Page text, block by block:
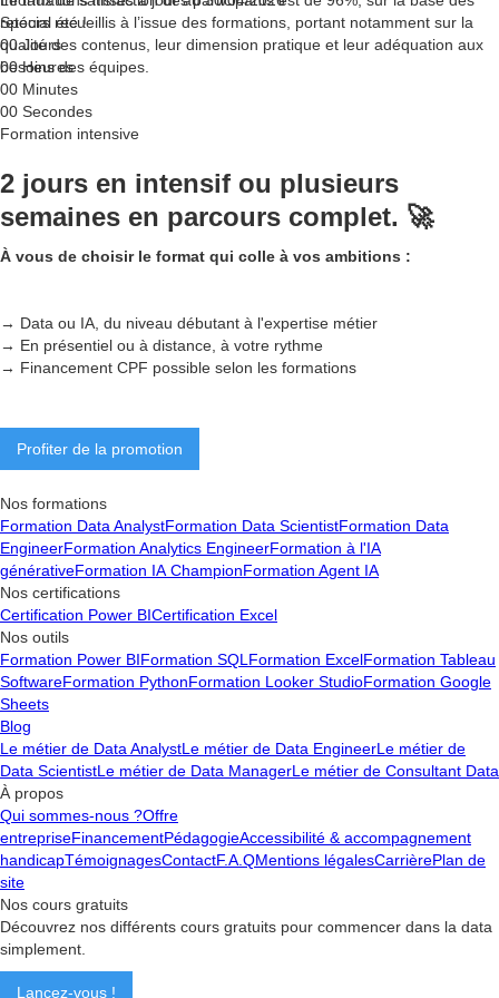
retours recueillis à l’issue des formations, portant notamment sur la
qualité des contenus, leur dimension pratique et leur adéquation aux
besoins des équipes.
Spécial été !
00 Jours
00 Heures
00 Minutes
00 Secondes
Formation intensive
2 jours en intensif ou plusieurs
semaines en parcours complet. 🚀
À vous de choisir le format qui colle à vos ambitions :
→ Data ou IA, du niveau débutant à l'expertise métier
→ En présentiel ou à distance, à votre rythme
→ Financement CPF possible selon les formations
Profiter de la promotion
Nos formations
Formation Data AnalystFormation Data ScientistFormation Data
EngineerFormation Analytics EngineerFormation à l'IA
générativeFormation IA ChampionFormation Agent IA
Nos certifications
Certification Power BICertification Excel
Nos outils
Formation Power BIFormation SQL Formation ExcelFormation Tableau
SoftwareFormation PythonFormation Looker StudioFormation Google
Sheets
Blog
Le métier de Data AnalystLe métier de Data EngineerLe métier de
Data ScientistLe métier de Data ManagerLe métier de Consultant Data
À propos
Qui sommes-nous ?Offre
entrepriseFinancementPédagogieAccessibilité & accompagnement
handicapTémoignagesContactF.A.QMentions légalesCarrièrePlan de
site
Nos cours gratuits
Découvrez nos différents cours gratuits pour commencer dans la data
simplement.
Lancez-vous !